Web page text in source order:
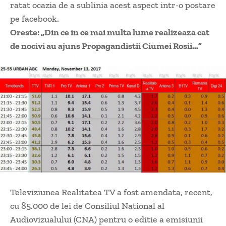
ratat ocazia de a sublinia acest aspect intr-o postare
pe facebook.
Oreste: „Din ce in ce mai multa lume realizeaza cat
de nocivi au ajuns Propagandistii Ciumei Rosii…”
Televiziunea Realitatea TV a fost amendata, recent,
cu 85.000 de lei de Consiliul National al
Audiovizualului (CNA) pentru o editie a emisiunii